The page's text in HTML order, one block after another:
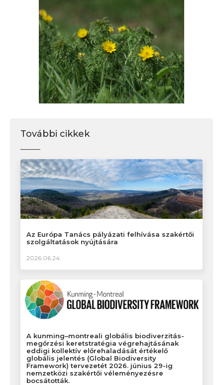
További cikkek
Az Európa Tanács pályázati felhívása szakértői
szolgáltatások nyújtására
2026.06.24.
A kunming–montreali globális biodiverzitás-
megőrzési keretstratégia végrehajtásának
eddigi kollektív előrehaladását értékelő
globális jelentés (Global Biodiversity
Framework) tervezetét 2026. június 29-ig
nemzetközi szakértői véleményezésre
bocsátották.